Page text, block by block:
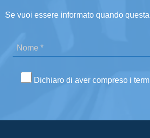
Se vuoi essere informato quando
Dichiaro di aver compreso i